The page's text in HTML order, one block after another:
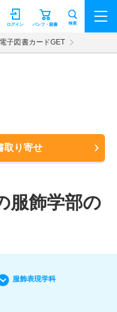
パンフ・願書
ログイン 検索
子図書カードGET
取り寄せ
服飾学部の
服飾表現学科